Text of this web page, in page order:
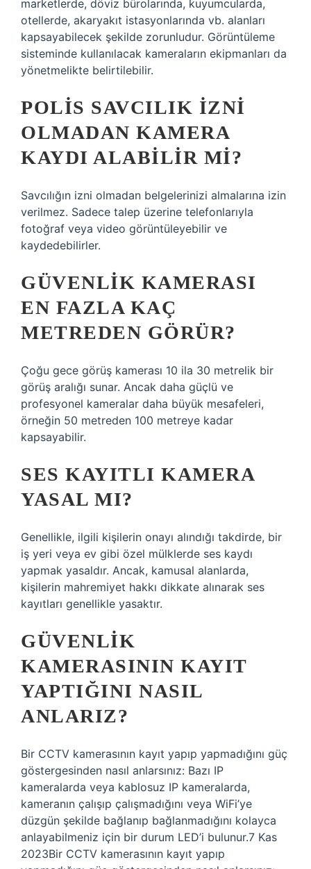
marketlerde, döviz bürolarında, kuyumcularda,
otellerde, akaryakıt istasyonlarında vb. alanları
kapsayabilecek şekilde zorunludur. Görüntüleme
sisteminde kullanılacak kameraların ekipmanları da
yönetmelikte belirtilebilir.
POLIS SAVCILIK IZNI
OLMADAN KAMERA
KAYDI ALABILIR MI?
Savcılığın izni olmadan belgelerinizi almalarına izin
verilmez. Sadece talep üzerine telefonlarıyla
fotoğraf veya video görüntüleyebilir ve
kaydedebilirler.
GÜVENLIK KAMERASI
EN FAZLA KAÇ
METREDEN GÖRÜR?
Çoğu gece görüş kamerası 10 ila 30 metrelik bir
görüş aralığı sunar. Ancak daha güçlü ve
profesyonel kameralar daha büyük mesafeleri,
örneğin 50 metreden 100 metreye kadar
kapsayabilir.
SES KAYITLI KAMERA
YASAL MI?
Genellikle, ilgili kişilerin onayı alındığı takdirde, bir
iş yeri veya ev gibi özel mülklerde ses kaydı
yapmak yasaldır. Ancak, kamusal alanlarda,
kişilerin mahremiyet hakkı dikkate alınarak ses
kayıtları genellikle yasaktır.
GÜVENLIK
KAMERASININ KAYIT
YAPTIĞINI NASIL
ANLARIZ?
Bir CCTV kamerasının kayıt yapıp yapmadığını güç
göstergesinden nasıl anlarsınız: Bazı IP
kameralarda veya kablosuz IP kameralarda,
kameranın çalışıp çalışmadığını veya WiFi’ye
düzgün şekilde bağlanıp bağlanmadığını kolayca
anlayabilmeniz için bir durum LED’i bulunur.7 Kas
2023Bir CCTV kamerasının kayıt yapıp